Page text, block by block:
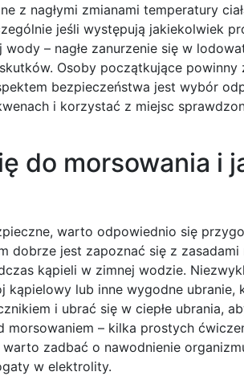
z nagłymi zmianami temperatury
jeśli występują jakiekolwiek
– nagłe zanurzenie się w
Osoby początkujące
bezpieczeństwa jest wybór
i korzystać z miejsc
do morsowania i
warto odpowiednio się
dobrze jest zapoznać się z
kąpieli w zimnej wodzie.
lub inne wygodne
i ubrać się w ciepłe ubrania,
– kilka prostych
zadbać o nawodnienie
w elektrolity.